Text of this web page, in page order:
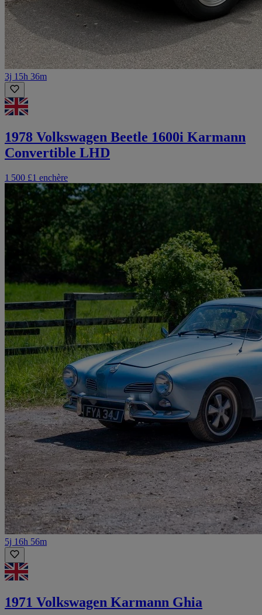
3j 15h 36m
1978 Volkswagen Beetle 1600i Karmann
Convertible LHD
1 500 £1 enchère
5j 16h 56m
1971 Volkswagen Karmann Ghia